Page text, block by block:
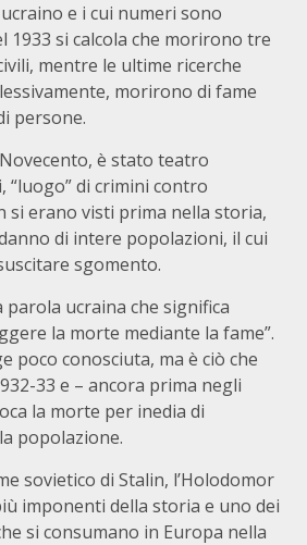
e i cui numeri sono
1933 si calcola che morirono tre
mentre le ultime ricerche
morirono di fame
persone.
è stato teatro
“luogo” di crimini contro
si erano visti prima nella storia,
di intere popolazioni, il cui
sgomento.
parola ucraina che significa
la morte mediante la fame”.
poco conosciuta, ma è ciò che
33 e – ancora prima negli
la morte per inedia di
popolazione.
sovietico di Stalin, l’Holodomor
imponenti della storia e uno dei
si consumano in Europa nella